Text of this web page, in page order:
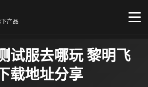
产品
试服去哪玩 黎明飞
载地址分享